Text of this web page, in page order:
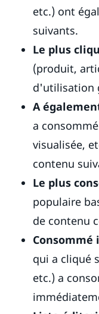
etc.) ont
suivants.
Le plus
(produit,
d'utilisation
A
a
visualisée,
contenu
Le plus
populaire
de contenu
qui a cliqué
etc.) a